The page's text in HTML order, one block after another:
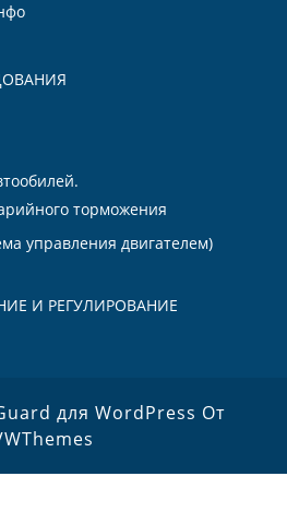
торможения
управления двигателем)
И РЕГУЛИРОВАНИЕ
для WordPress От